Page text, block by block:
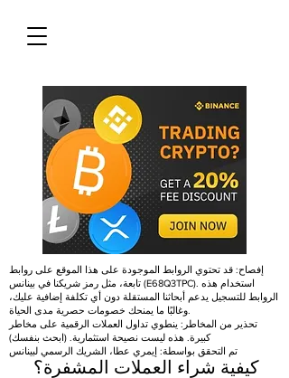
كيفية شراء العملات المشفرة؟
إفصاح: قد تحتوي الروابط الموجودة على هذا الموقع على روابط
تابعة، مثل رمز شريكنا في بينانس (E68Q3TPC). استخدام هذه
الروابط للتسجيل يدعم أبحاثنا المستقلة دون أي تكلفة إضافية عليك،
تحذير من المخاطر: ينطوي تداول العملات الرقمية على مخاطر
كبيرة. هذه ليست نصيحة استثمارية. (ابحث بنفسك)
تم التحقق بواسطة: إيمري عطا، الشريك الرسمي لبينانس